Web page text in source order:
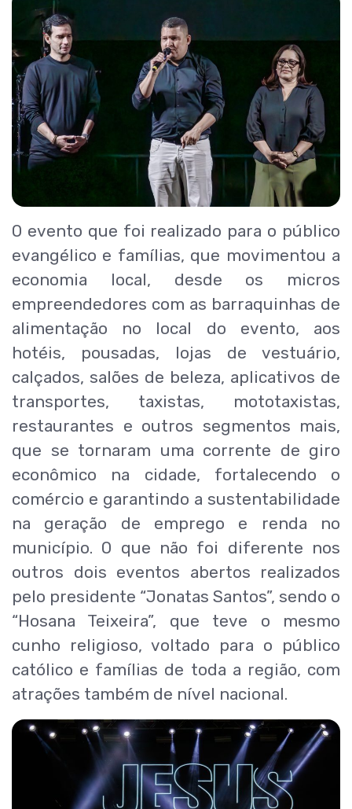
O evento que foi realizado para o público
evangélico e famílias, que movimentou a
economia local, desde os micros
empreendedores com as barraquinhas de
alimentação no local do evento, aos
hotéis, pousadas, lojas de vestuário,
calçados, salões de beleza, aplicativos de
transportes, taxistas, mototaxistas,
restaurantes e outros segmentos mais,
que se tornaram uma corrente de giro
econômico na cidade, fortalecendo o
comércio e garantindo a sustentabilidade
na geração de emprego e renda no
município. O que não foi diferente nos
outros dois eventos abertos realizados
pelo presidente “Jonatas Santos”, sendo o
“Hosana Teixeira”, que teve o mesmo
cunho religioso, voltado para o público
católico e famílias de toda a região, com
atrações também de nível nacional.